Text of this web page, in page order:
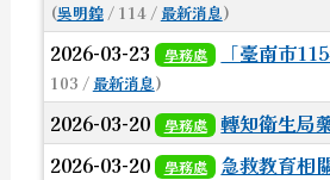
(吳明鍠/ 114 / 最新消息)
2026-03-23 學務處 「臺南市
103 / 最新消息)
2026-03-20 學務處 轉知衛生局
2026-03-20 學務處 急救教育相